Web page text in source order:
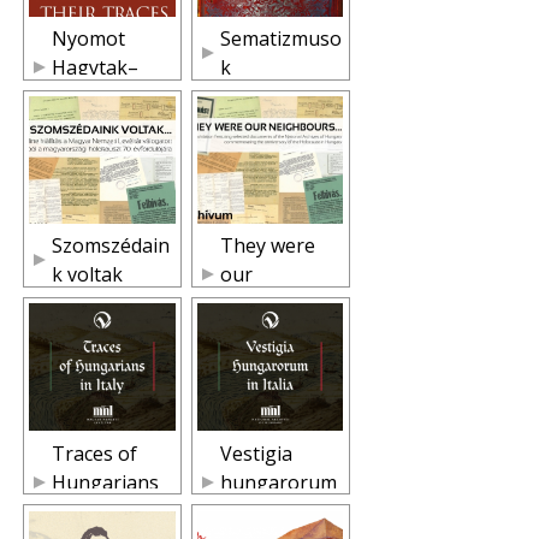
Nyomot
Hagytak–
Their Traces
Sematizmuso
k
Szomszédain
k voltak
They were
our
neighbours
Traces of
Hungarians
in Italy
Vestigia
hungarorum
in Italia